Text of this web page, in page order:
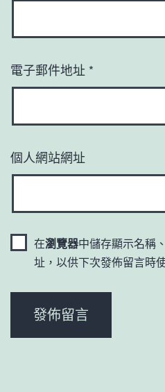
電子郵件地址 *
個人網站網址
在瀏覽器中儲存顯示名稱
址，以供下次發佈留言時